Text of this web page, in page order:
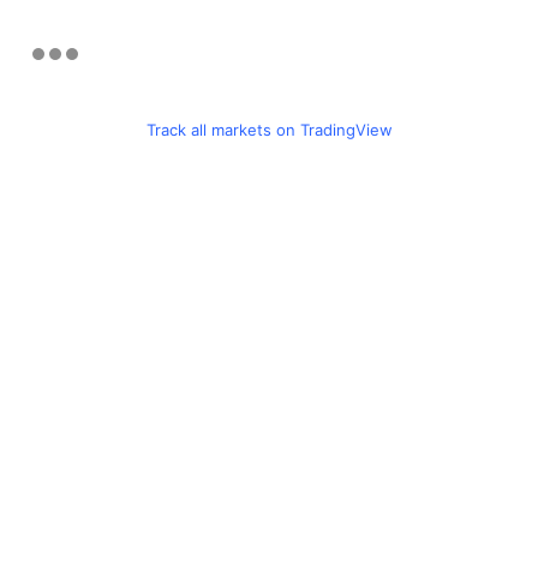
Track all markets on TradingView